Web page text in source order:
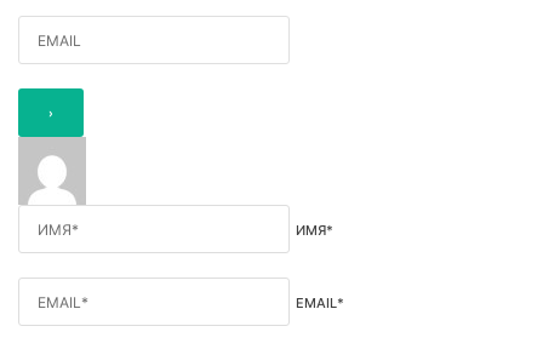
ИМЯ*
EMAIL*